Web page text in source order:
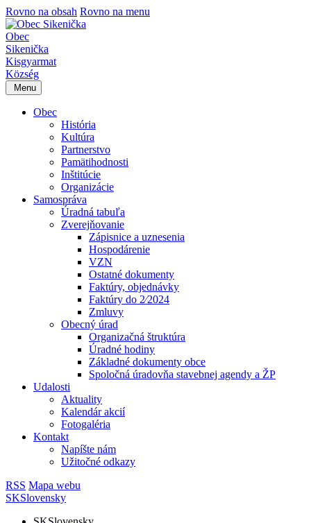
Rovno na obsah Rovno na menu
Obec
Sikenička
Kisgyarmat
Község
Menu
Obec
História
Kultúra
Partnerstvo
Pamätihodnosti
Inštitúcie
Organizácie
Samospráva
Úradná tabuľa
Zverejňovanie
Zápisnice a uznesenia
Hospodárenie
VZN
Ostatné dokumenty
Faktúry, objednávky
Faktúry do 2⁄2024
Zmluvy
Obecný úrad
Organizačná štruktúra
Úradné hodiny
Základné dokumenty obce
Spoločná úradovňa stavebnej agendy a ŽP
Udalosti
Aktuality
Kalendár akcií
Fotogaléria
Kontakt
Napíšte nám
Užitočné odkazy
RSS Mapa webu
SKSlovensky